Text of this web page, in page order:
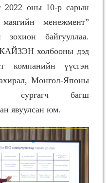
2022 оны 10-р сарын
менежмент”
зохион байгууллаа.
холбооны дэд
компанийн үүсгэн
Монгол-Японы
сургагч багш
явуулсан юм.